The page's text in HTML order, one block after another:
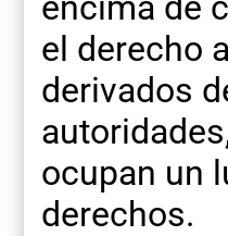
el derecho
derivados
ocupan un
derechos.